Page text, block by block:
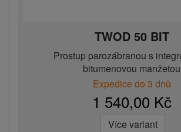
TWOD 50 BIT
Prostup parozábranou s
bitumenovou manžetou
Expedice do 3 dnů
1 540,00 Kč
Více variant